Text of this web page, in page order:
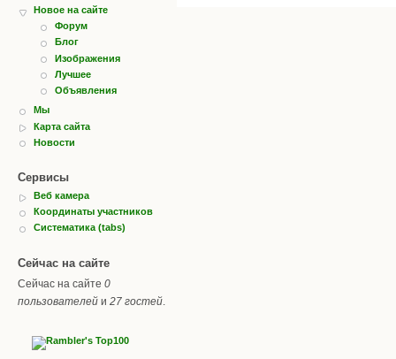
Новое на сайте
Форум
Блог
Изображения
Лучшее
Объявления
Мы
Карта сайта
Новости
Сервисы
Веб камера
Координаты участников
Систематика (tabs)
Сейчас на сайте
Сейчас на сайте 0
пользователей и 27 гостей.